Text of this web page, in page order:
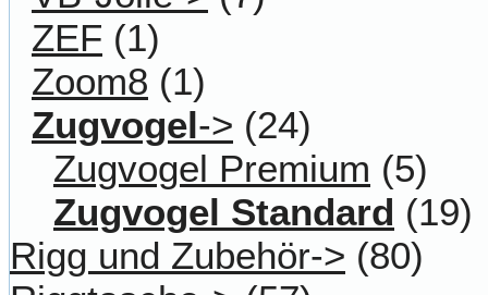
ZEF (1)
Zoom8 (1)
Zugvogel-> (24)
Zugvogel Premium (5)
Zugvogel Standard (19)
Rigg und Zubehör-> (80)